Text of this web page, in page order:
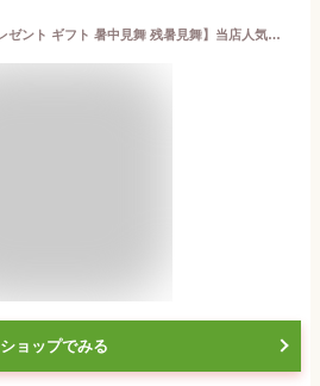
【敬老の日 誕生日プレゼント ギフト 暑中見舞 残暑見舞】当店人気ナンバー1★沼津直送メガ盛り 一品一品選べる 4点 干物セット★金目や沼津産鯵干し 北海道 産ホッケ他全26種類の中から4点チョイス【ランキング上位入賞】
ショップでみる